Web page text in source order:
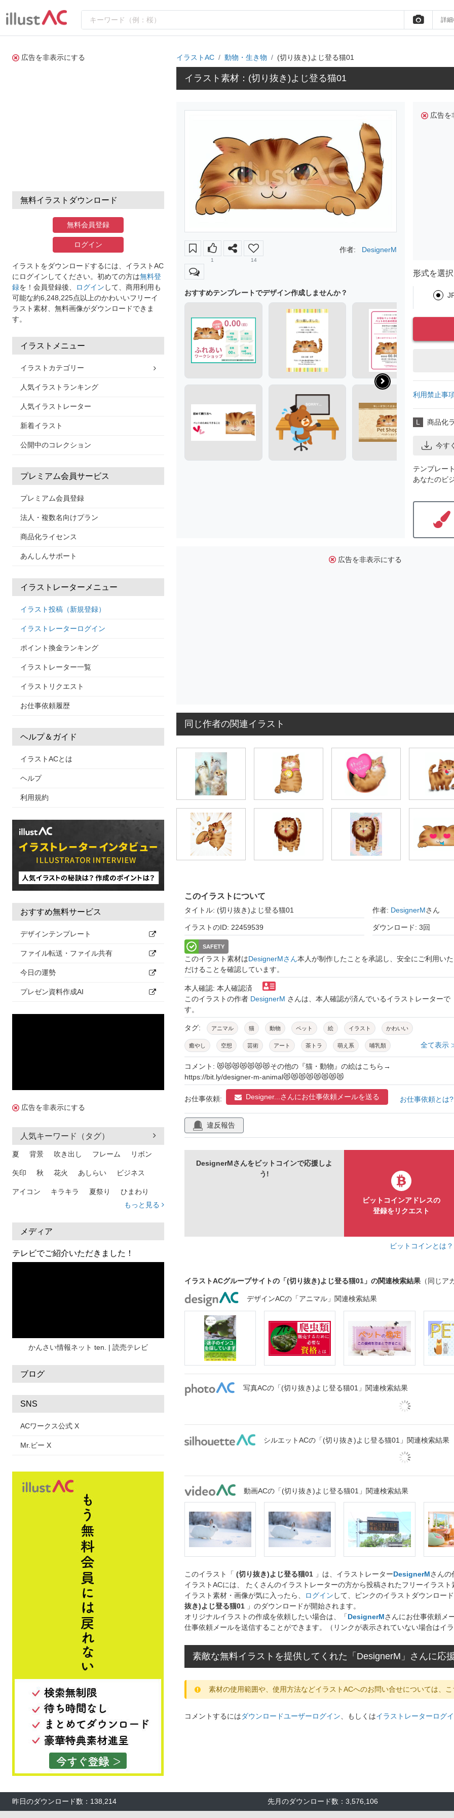
詳細
広告を非表示にする
無料イラストダウンロード
無料会員登録
ログイン
イラストをダウンロードするには、イラストAC
にログインしてください。初めての方は無料登
録を！会員登録後、 ログイン して、商用利用も
可能な約6,248,225点以上のかわいいフリーイ
ラスト素材、無料画像がダウンロードできま
す。
イラストメニュー
イラストカテゴリー
人気イラストランキング
人気イラストレーター
新着イラスト
公開中のコレクション
プレミアム会員サービス
プレミアム会員登録
法人・複数名向けプラン
商品化ライセンス
あんしんサポート
イラストレーターメニュー
イラスト投稿（新規登録）
イラストレーターログイン
ポイント換金ランキング
イラストレーター一覧
イラストリクエスト
お仕事依頼履歴
ヘルプ＆ガイド
イラストACとは
ヘルプ
利用規約
おすすめ無料サービス
デザインテンプレート
ファイル転送・ファイル共有
今日の運勢
プレゼン資料作成AI
広告を非表示にする
人気キーワード（タグ）
夏 背景 吹き出し フレーム リボン
矢印 秋 花火 あしらい ビジネス
アイコン キラキラ 夏祭り ひまわり
熱中症
人物 暑中見舞い
日本地図 海
もっと見る
メディア
テレビでご紹介いただきました！
かんさい情報ネット ten. | 読売テレビ
ブログ
SNS
ACワークス公式 X
Mr.ビー X
イラストAC 動物・生き物 (切り抜き)よじ登る猫01
イラスト素材：(切り抜き)よじ登る猫01
1 14
作者: DesignerM
おすすめテンプレートでデザイン作成しませんか？
広告を
形式を選
利用禁止事
L 商品化
今す
テンプレー
あなたのビ
広告を非表示にする
同じ作者の関連イラスト
このイラストについて
タイトル: (切り抜き)よじ登る猫01 作者: DesignerMさん
イラストのID: 22459539 ダウンロード: 3回
SAFETY
このイラスト素材はDesignerMさん本人が制作したことを承認し、安全にご利用いた
だけることを確認しています。
本人確認: 本人確認済
このイラストの作者 DesignerM さんは、本人確認が済んでいるイラストレーターで
す。
タグ: アニマル 猫 動物 ペット 絵 イラスト かわいい
癒やし 空想 芸術 アート 茶トラ 萌え系 哺乳類
擬人化 オリジナル かっこいい 無料 フリー キャラクター
子供向け アイコン アイキャッチ 楽しい
ほのぼの ワンポイント 白背景 ポーズ jpg png カラー
切り抜き
全て表示
コメント: 😻😻😻😻😻😻😻その他の『猫・動物』の絵はこちら→
https://bit.ly/designer-m-animal😻😻😻😻😻😻😻😻
お仕事依頼: Designer...さんにお仕事依頼メールを送る お仕事依頼とは
違反報告
DesignerMさんをビットコインで応援しよ
う!
ビットコインアドレスの
登録をリクエスト
ビットコインとは
イラストACグループサイトの「(切り抜き)よじ登る猫01」の関連検索結果 （同じ
デザインACの「アニマル」関連検索結果
写真ACの「(切り抜き)よじ登る猫01」関連検索結果
シルエットACの「(切り抜き)よじ登る猫01」関連検索結果
動画ACの「(切り抜き)よじ登る猫01」関連検索結果
このイラスト「 (切り抜き)よじ登る猫01 」は、イラストレーターDesignerMさんの
イラストACには、 たくさんのイラストレーターの方から投稿されたフリーイラス
イラスト素材・画像が気に入ったら、
ログイン して、ピンクのイラストダウンロー
抜き)よじ登る猫01 」のダウンロードが開始されます。
オリジナルイラストの作成を依頼したい場合は、「DesignerMさんにお仕事依頼メ
仕事依頼メールを送信することができます。（リンクが表示されていない場合はイ
素敵な無料イラストを提供してくれた「DesignerM」さんに応
素材の使用範囲や、使用方法などイラストACへのお問い合せについては、
コメントするにはダウンロードユーザーログイン 、もしくはイラストレーターログ
昨日のダウンロード数：138,214 先月のダウンロード数：3,576,106